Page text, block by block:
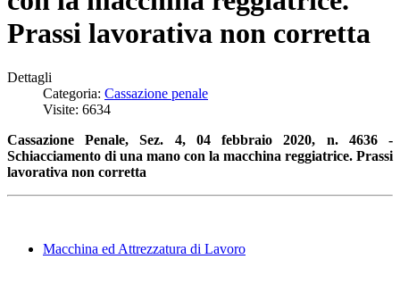
Prassi lavorativa non corretta
Dettagli
Categoria: Cassazione penale
Visite: 6634
Cassazione Penale, Sez. 4, 04 febbraio 2020, n. 4636 -
Schiacciamento di una mano con la macchina reggiatrice. Prassi
lavorativa non corretta
Macchina ed Attrezzatura di Lavoro